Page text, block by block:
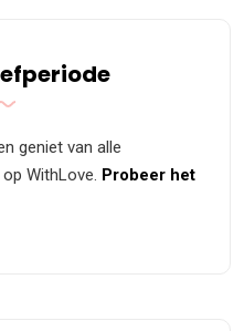
geniet van alle
WithLove. Probeer het